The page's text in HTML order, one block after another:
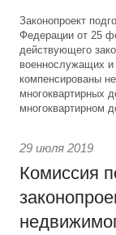
Законопроект
Федерации от 25
действующего
военнослужащих и
компенсированы
многоквартирных
многоквартирном
29 июля 2019
Комиссия